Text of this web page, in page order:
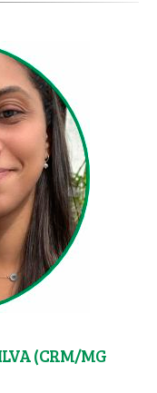
(CRM/MG